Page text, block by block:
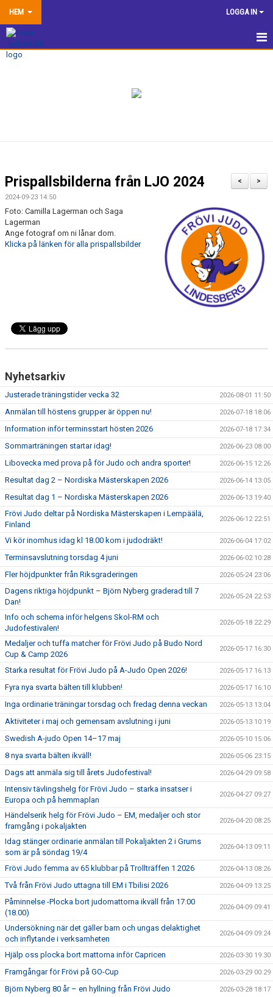
HEM LOGGA IN
HEM
DOKUMENTBANK
KLUBBSHOP
KONTAKTA OSS
>
<
Prispallsbilderna från LJO 2024
2024-09-23 14:50
Foto: Camilla Lagerman och Saga
Lagerman
Ange fotograf om ni lånar dom.
Klicka på länken för alla prispallsbilder
Nyhetsarkiv
Justerade träningstider vecka 32 2026-08-01 11:50
Anmälan till höstens grupper är öppen nu! 2026-07-18 18:06
Information inför terminsstart hösten 2026 2026-07-18 17:34
Sommarträningen startar idag! 2026-06-23 08:00
Libovecka med prova på för Judo och andra sporter! 2026-06-15 12:26
Resultat dag 2 – Nordiska Mästerskapen 2026 2026-06-14 13:05
Resultat dag 1 – Nordiska Mästerskapen 2026 2026-06-13 19:40
Frövi Judo deltar på Nordiska Mästerskapen i Lempäälä,
Finland
2026-06-12 22:51
Vi kör inomhus idag kl 18.00 kom i judodräkt! 2026-06-04 17:02
Terminsavslutning torsdag 4 juni 2026-06-02 10:28
Fler höjdpunkter från Riksgraderingen 2026-05-24 23:06
Dagens riktiga höjdpunkt – Björn Nyberg graderad till 7
Dan!
2026-05-24 22:53
Info och schema inför helgens Skol-RM och
Judofestivalen!
2026-05-18 22:29
Medaljer och tuffa matcher för Frövi Judo på Budo Nord
Cup & Camp 2026
2026-05-17 16:30
Starka resultat för Frövi Judo på A-Judo Open 2026! 2026-05-17 16:13
Fyra nya svarta bälten till klubben! 2026-05-17 16:10
Inga ordinarie träningar torsdag och fredag denna veckan 2026-05-13 13:04
Aktiviteter i maj och gemensam avslutning i juni 2026-05-13 10:19
Swedish A-judo Open 14–17 maj 2026-05-10 15:06
8 nya svarta bälten ikväll! 2026-05-06 23:15
Dags att anmäla sig till årets Judofestival! 2026-04-29 09:58
Intensiv tävlingshelg för Frövi Judo – starka insatser i
Europa och på hemmaplan
2026-04-27 09:27
Händelserik helg för Frövi Judo – EM, medaljer och stor
framgång i pokaljakten
2026-04-20 08:25
Idag stänger ordinarie anmälan till Pokaljakten 2 i Grums
som är på söndag 19/4
2026-04-13 09:11
Frövi Judo femma av 65 klubbar på Trollträffen 1 2026 2026-04-13 08:26
Två från Frövi Judo uttagna till EM i Tbilisi 2026 2026-04-09 13:25
Påminnelse -Plocka bort judomattorna ikväll från 17.00
(18.00)
2026-04-09 09:41
Undersökning när det gäller barn och ungas delaktighet
och inflytande i verksamheten
2026-04-09 09:24
Hjälp oss plocka bort mattorna inför Capricen 2026-03-30 19:30
Framgångar för Frövi på GO-Cup 2026-03-29 00:29
Björn Nyberg 80 år – en hyllning från Frövi Judo 2026-03-28 18:17